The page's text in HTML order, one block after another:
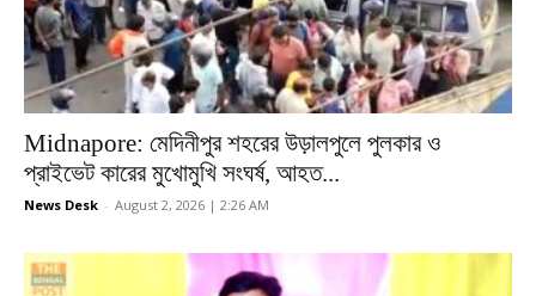
Midnapore: মেদিনীপুর শহরের উড়ালপুলে পুলকার ও
প্রাইভেট কারের মুখোমুখি সংঘর্ষ, আহত...
News Desk - August 2, 2026 | 2:26 AM